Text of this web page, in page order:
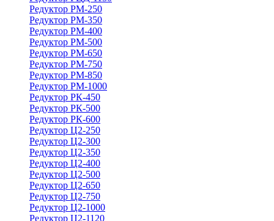
Редуктор РМ-250
Редуктор РМ-350
Редуктор РМ-400
Редуктор РМ-500
Редуктор РМ-650
Редуктор РМ-750
Редуктор РМ-850
Редуктор РМ-1000
Редуктор РК-450
Редуктор РК-500
Редуктор РК-600
Редуктор Ц2-250
Редуктор Ц2-300
Редуктор Ц2-350
Редуктор Ц2-400
Редуктор Ц2-500
Редуктор Ц2-650
Редуктор Ц2-750
Редуктор Ц2-1000
Редуктор Ц2-1120